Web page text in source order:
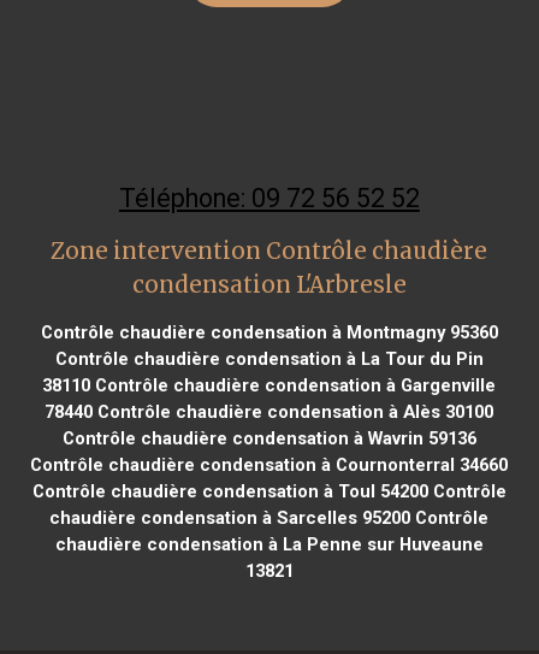
Téléphone: 09 72 56 52 52
Zone intervention Contrôle chaudière
condensation L'Arbresle
Contrôle chaudière condensation à Montmagny 95360
Contrôle chaudière condensation à La Tour du Pin
38110 Contrôle chaudière condensation à Gargenville
78440 Contrôle chaudière condensation à Alès 30100
Contrôle chaudière condensation à Wavrin 59136
Contrôle chaudière condensation à Cournonterral 34660
Contrôle chaudière condensation à Toul 54200Contrôle
chaudière condensation à Sarcelles 95200 Contrôle
chaudière condensation à La Penne sur Huveaune
13821